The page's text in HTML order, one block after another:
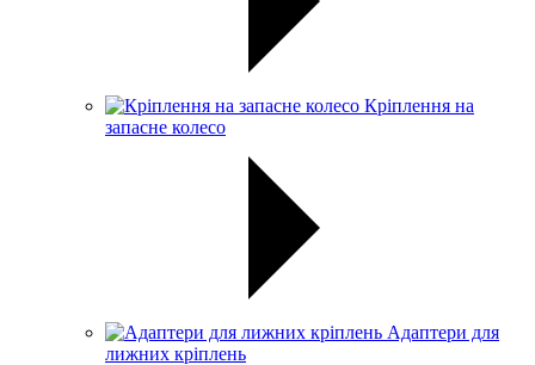
Кріплення на
запасне колесо
Адаптери для
лижних кріплень